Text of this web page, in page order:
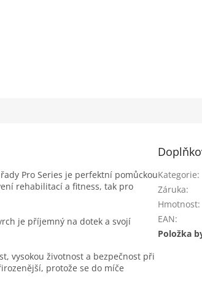
Pro Series je perfektní pomůckou
rehabilitací a fitness, tak pro
je příjemný na dotek a svojí
vysokou životnost a bezpečnost při
protože se do míče
Kategorie:
Záruka:
Hmotnost:
EAN:
Položka